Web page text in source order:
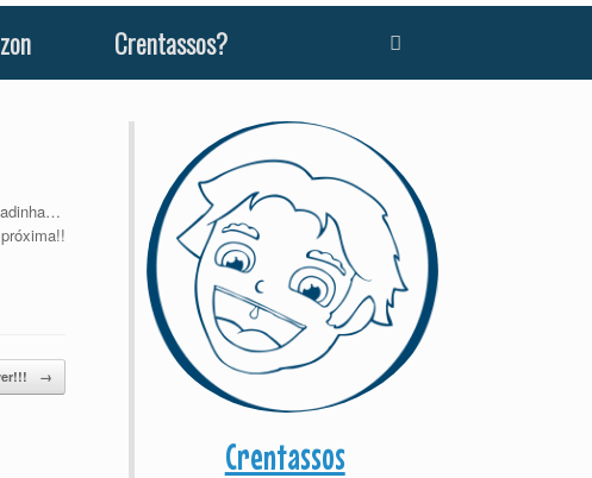
Crentassos?
→
Crentassos